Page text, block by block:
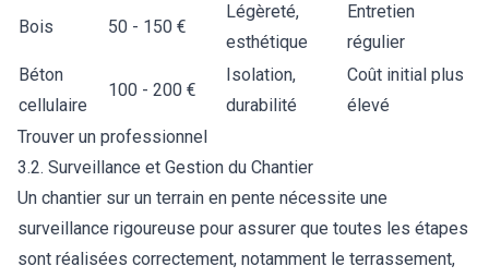
Bois 50 - 150 €
Légèreté,
esthétique
Entretien
régulier
Béton
cellulaire
100 - 200 €
Isolation,
durabilité
Coût initial plus
élevé
Trouver un professionnel
3.2. Surveillance et Gestion du Chantier
Un chantier sur un terrain en pente nécessite une
surveillance rigoureuse pour assurer que toutes les étapes
sont réalisées correctement, notamment le terrassement,